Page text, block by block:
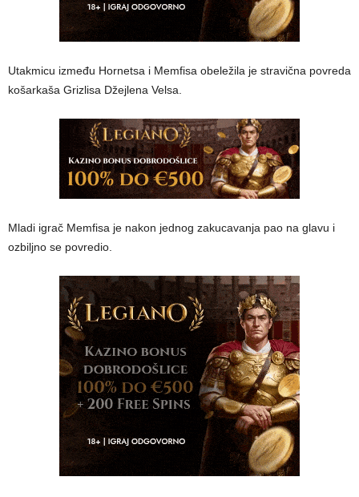
Utakmicu između Hornetsa i Memfisa obeležila je stravična povreda
košarkaša Grizlisa Džejlena Velsa.
Mladi igrač Memfisa je nakon jednog zakucavanja pao na glavu i
ozbiljno se povredio.